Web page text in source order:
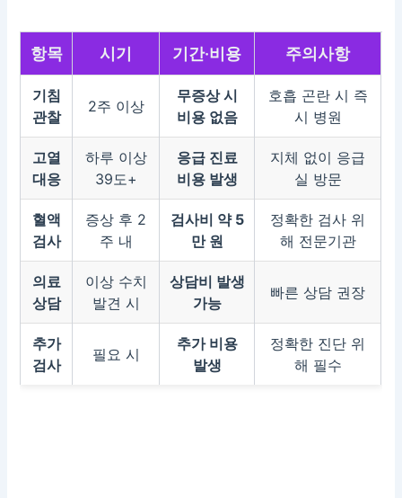
항목 시기 기간·비용 주의사항
기침
관찰
2주 이상
무증상 시
비용 없음
호흡 곤란 시 즉
시 병원
고열
대응
하루 이상
39도+
응급 진료
비용 발생
지체 없이 응급
실 방문
혈액
검사
증상 후 2
주 내
검사비 약 5
만 원
정확한 검사 위
해 전문기관
의료
상담
이상 수치
발견 시
상담비 발생
가능
빠른 상담 권장
추가
검사
필요 시
추가 비용
발생
정확한 진단 위
해 필수